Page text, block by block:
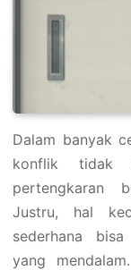
Dalam banyak
konflik tidak
pertengkaran
Justru, hal
sederhana
yang